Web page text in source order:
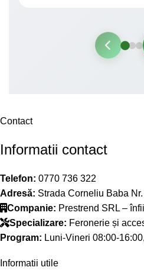
Contact
Informatii contact
Telefon: 0770 736 322
Adresă: Strada Corneliu Baba
Companie: Prestrend SRL –
Specializare: Feronerie și
Program: Luni-Vineri 08:00-
Informatii utile